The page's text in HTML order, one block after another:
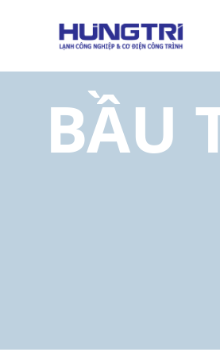
05
BẦU